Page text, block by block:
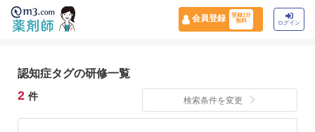
会員登録
登録1分
無料
ログイン
認知症タグの研修一覧
2 件 検索条件を変更